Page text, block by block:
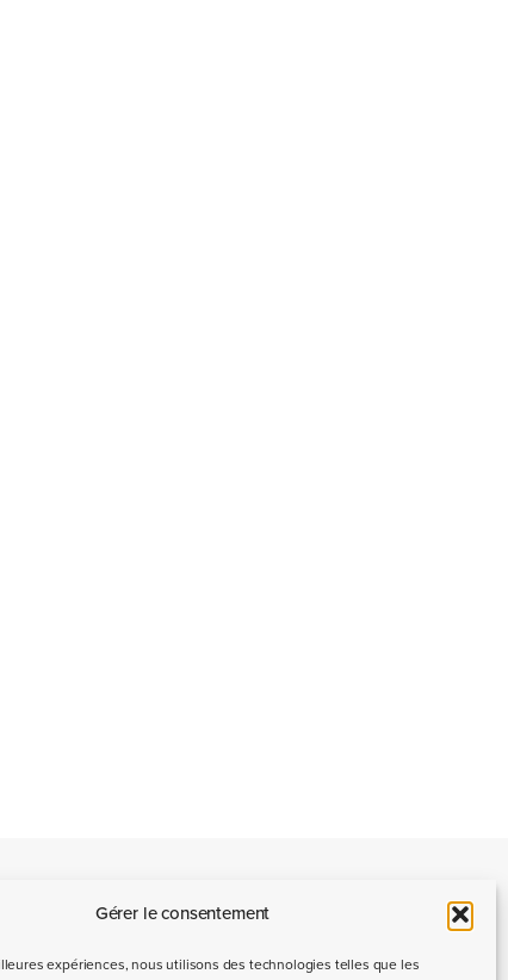
Gérer le consentement
expériences, nous utilisons des technologies telles que les
Nous contacter